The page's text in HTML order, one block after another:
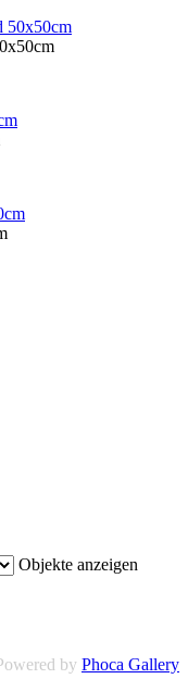
Objekte anzeigen
by Phoca Gallery